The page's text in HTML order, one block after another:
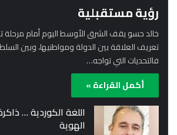
رؤية مستقبلية
خالد حسو يقف الشرق الأوسط اليوم أمام مرحلة
تعريف العلاقة بين الدولة ومواطنيها، وبين
فالتحديات التي تواجه…
أكمل القراءة »
اللغة الكوردية …
الهوية